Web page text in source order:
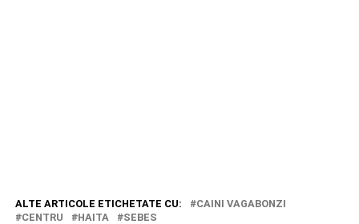
ALTE ARTICOLE ETICHETATE CU:
CAINI VAGABONZI
CENTRU
HAITA SEBES